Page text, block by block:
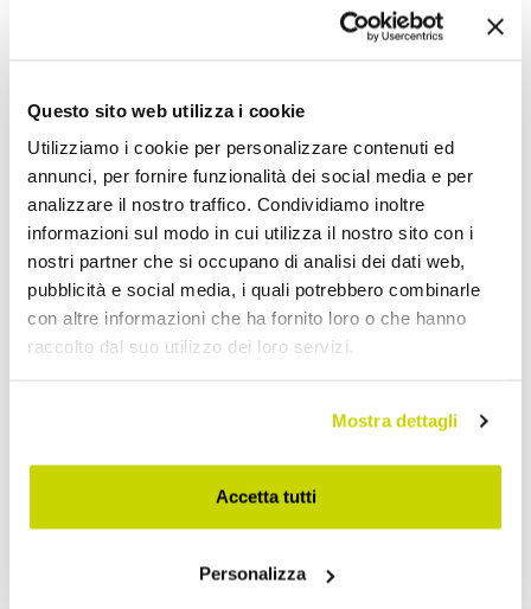
Questo sito web utilizza i cookie
Utilizziamo i cookie per personalizzare contenuti ed
annunci, per fornire funzionalità dei social media e per
analizzare il nostro traffico. Condividiamo inoltre
informazioni sul modo in cui utilizza il nostro sito con i
nostri partner che si occupano di analisi dei dati web,
pubblicità e social media, i quali potrebbero combinarle
con altre informazioni che ha fornito loro o che hanno
raccolto dal suo utilizzo dei loro servizi.
Mostra dettagli
Accetta tutti
Personalizza
Vasi Design